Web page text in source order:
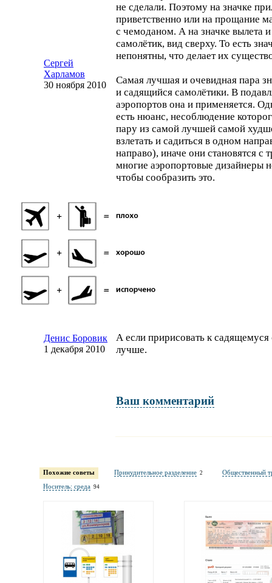
Сергей
Харламов
30 ноября 2010
не сделали. Поэтому на значке
приветственно или на прощание
с чемоданом. А на значке вылета
самолётик, вид сверху. То есть
непонятны, что делает их
Самая лучшая и очевидная пара
и садящийся самолётики. В
аэропортов она и применяется.
есть нюанс, несоблюдение
пару из самой лучшей самой
взлетать и садиться в одном
направо), иначе они становятся
многие аэропортовые дизайнеры
чтобы сообразить это.
Денис Боровик
1 декабря 2010
А если пририсовать к
лучше.
Ваш комментарий
обязательны полностью для публикации
Электронная
почта
Похожие советы Принудительное разделение 2
Общественный
Носитель: среда 94